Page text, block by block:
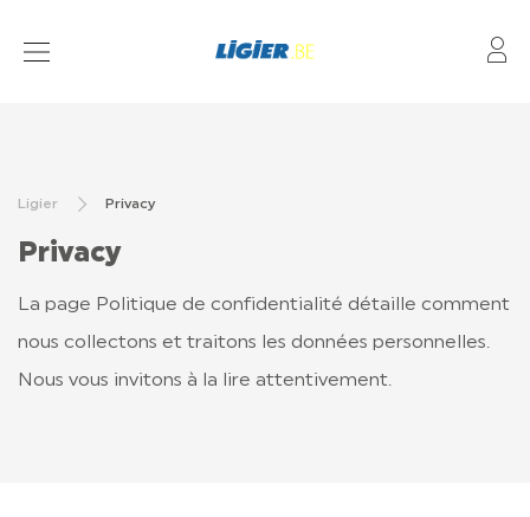
DEALERS
ONDERHOUD
Ligier Privacy
Privacy
La page Politique de confidentialité détaille comment
nous collectons et traitons les données personnelles.
Nous vous invitons à la lire attentivement.